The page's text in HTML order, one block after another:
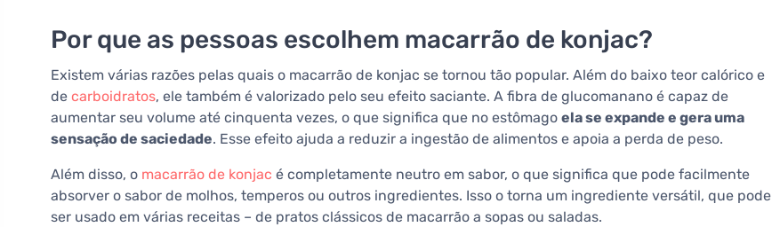
Por que as pessoas escolhem macarrão de konjac?
Existem várias razões pelas quais o macarrão de konjac se tornou tão popular. Além do baixo teor calórico e
de carboidratos, ele também é valorizado pelo seu efeito saciante. A fibra de glucomanano é capaz de
aumentar seu volume até cinquenta vezes, o que significa que no estômago ela se expande e gera uma
sensação de saciedade. Esse efeito ajuda a reduzir a ingestão de alimentos e apoia a perda de peso.
Além disso, o macarrão de konjac é completamente neutro em sabor, o que significa que pode facilmente
absorver o sabor de molhos, temperos ou outros ingredientes. Isso o torna um ingrediente versátil, que pode
ser usado em várias receitas – de pratos clássicos de macarrão a sopas ou saladas.